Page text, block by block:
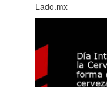
Lado.mx